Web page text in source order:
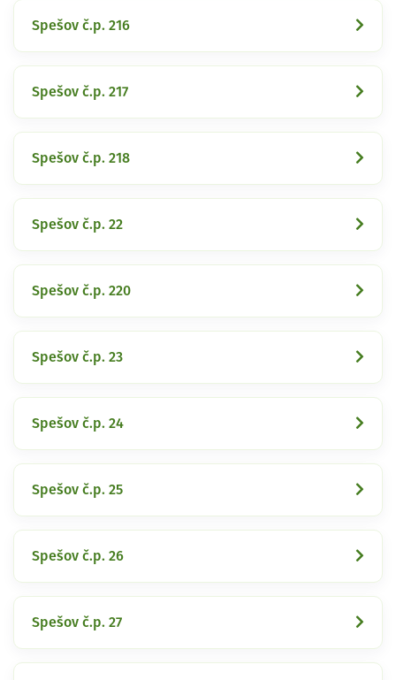
Spešov č.p. 216
Spešov č.p. 217
Spešov č.p. 218
Spešov č.p. 22
Spešov č.p. 220
Spešov č.p. 23
Spešov č.p. 24
Spešov č.p. 25
Spešov č.p. 26
Spešov č.p. 27